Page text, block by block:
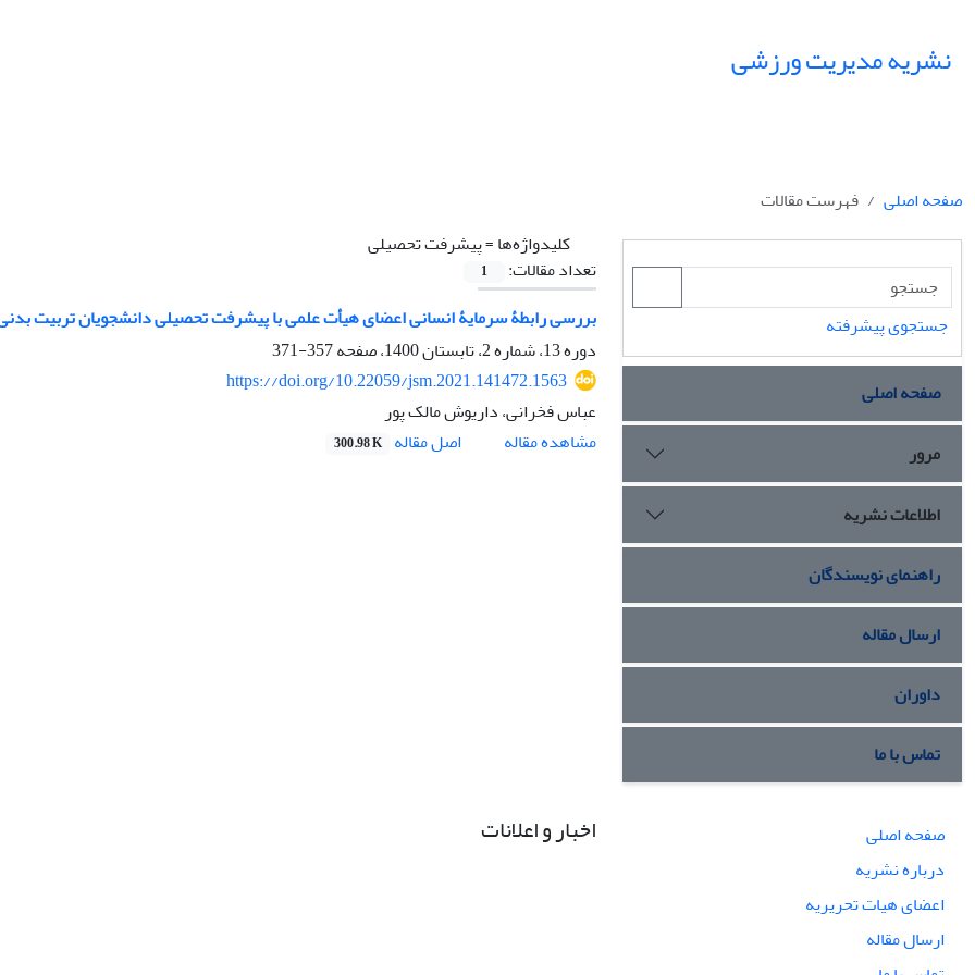
نشریه مدیریت ورزشی
صفحه اصلی
فهرست مقالات
کلیدواژه‌ها =پیشرفت تحصیلی
تعداد مقالات:
1
بررسی رابطۀ سرمایۀ انسانی اعضای هیأت علمی با پیشرفت تحصیلی دانشجویان تربیت
دوره 13، شماره 2، تابستان 1400، صفحه
357-371
https://doi.org/10.22059/jsm.2021.141472.1563
عباس فخرانی، داریوش مالک پور
مشاهده مقاله
اصل مقاله 300.98 K
جستجوی پیشرفته
صفحه اصلی
مرور
اطلاعات نشریه
راهنمای نویسندگان
ارسال مقاله
داوران
تماس با ما
صفحه اصلی
درباره نشریه
اعضای هیات تحریریه
ارسال مقاله
اخبار و اعلانات